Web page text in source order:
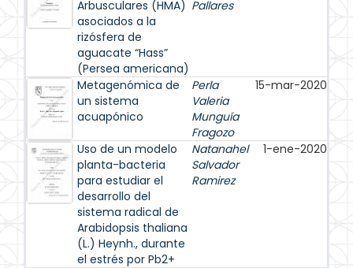
Arbusculares (HMA)
asociados a la
rizósfera de
aguacate “Hass”
(Persea americana)
Pallares
Metagenómica de
un sistema
acuapónico
Perla
Valeria
Munguía
Fragozo
15-mar-2020
Uso de un modelo
planta-bacteria
para estudiar el
desarrollo del
sistema radical de
Arabidopsis thaliana
(L.) Heynh., durante
el estrés por Pb2+
Natanahel
Salvador
Ramirez
1-ene-2020